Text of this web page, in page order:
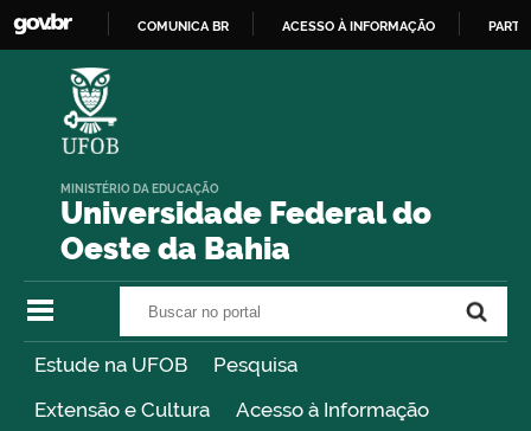
COMUNICA BR ACESSO À INFORMAÇÃO
Universidade Federal do
Oeste da Bahia
MINISTÉRIO DA EDUCAÇÃO
Estude na UFOB
Pesquisa
Extensão e Cultura
Acesso à Informação